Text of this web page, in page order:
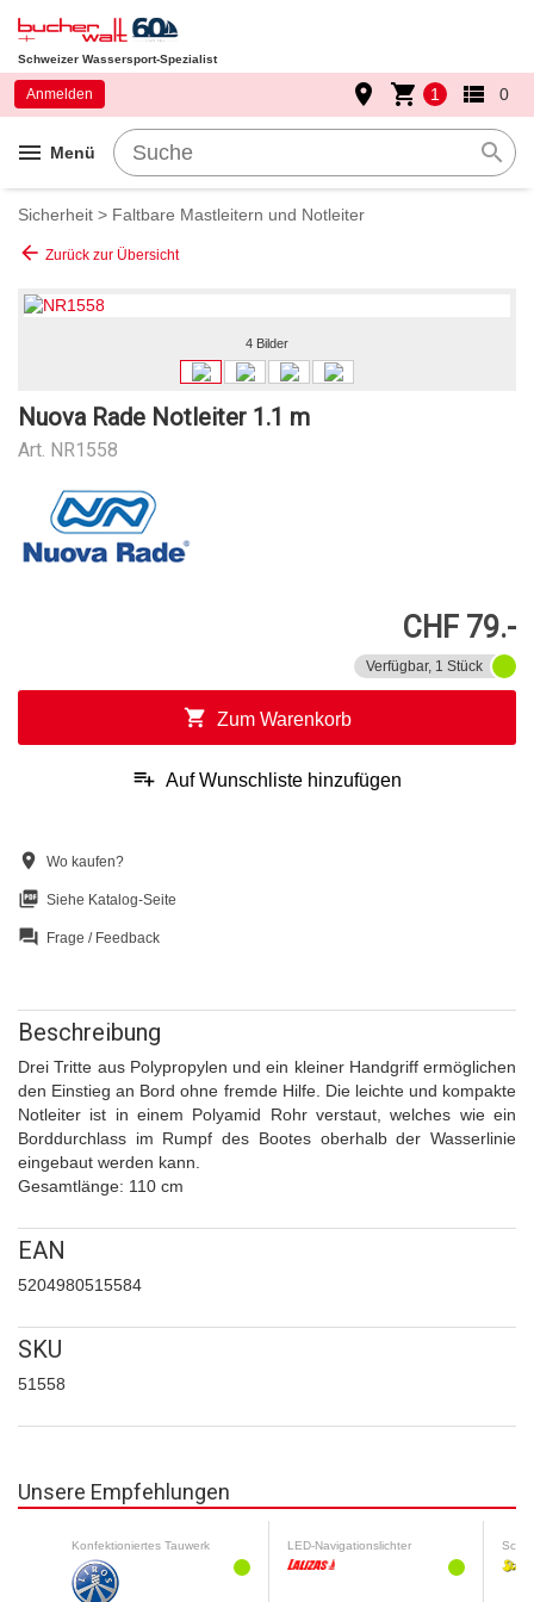
Schweizer Wassersport-Spezialist
menu Menü search
Anmelden place shopping_cart 1 view_list 0
Sicherheit > Faltbare Mastleitern und Notleiter
arrow_back Zurück zur Übersicht
4 Bilder
Nuova Rade Notleiter 1.1 m
Art. NR1558
CHF 79.-
Verfügbar, 1 Stück
shopping_cart Zum Warenkorb
playlist_add Auf Wunschliste hinzufügen
location_on Wo kaufen?
picture_as_pdf Siehe Katalog-Seite
question_answer Frage / Feedback
Beschreibung
Drei Tritte aus Polypropylen und ein kleiner Handgriff ermöglichen
den Einstieg an Bord ohne fremde Hilfe. Die leichte und kompakte
Notleiter ist in einem Polyamid Rohr verstaut, welches wie ein
Borddurchlass im Rumpf des Bootes oberhalb der Wasserlinie
eingebaut werden kann.
Gesamtlänge: 110 cm
EAN
5204980515584
SKU
51558
Unsere Empfehlungen
Konfektioniertes Tauwerk LED-Navigationslichter